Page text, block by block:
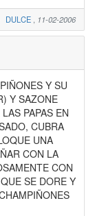
DULCE 11-02-2006
Y SU
Y SAZONE
PAPAS EN
CUBRA
UNA
CON LA
CON
SE DORE Y